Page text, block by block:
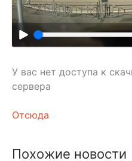
У вас нет доступа к
сервера
Отсюда
Похожие новости